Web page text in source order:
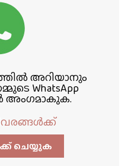
അറിയാനും
WhatsApp
അംഗമാകുക.
ചെയ്യുക